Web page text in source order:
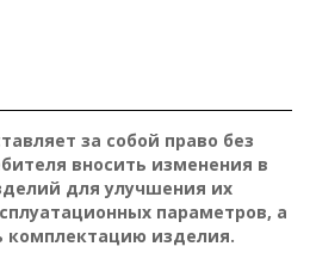
за собой право без
вносить изменения в
для улучшения их
параметров, а
комплектацию изделия.